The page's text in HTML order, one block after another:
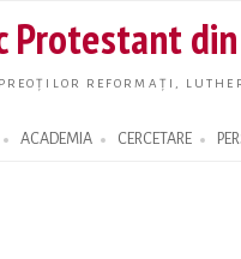
main
REFORMAȚI,
ACADEMIA CERCETARE